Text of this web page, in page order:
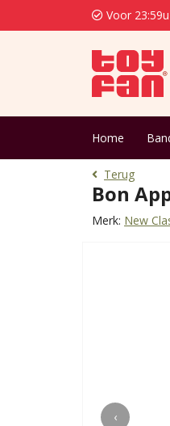
Voor
Home
Terug
Bon
Merk: New
‹